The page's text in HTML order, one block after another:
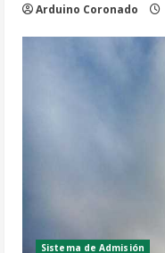
Arduino Coronado
Sistema de Admisión